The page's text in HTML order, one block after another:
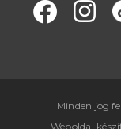
Minden jog
Weboldal